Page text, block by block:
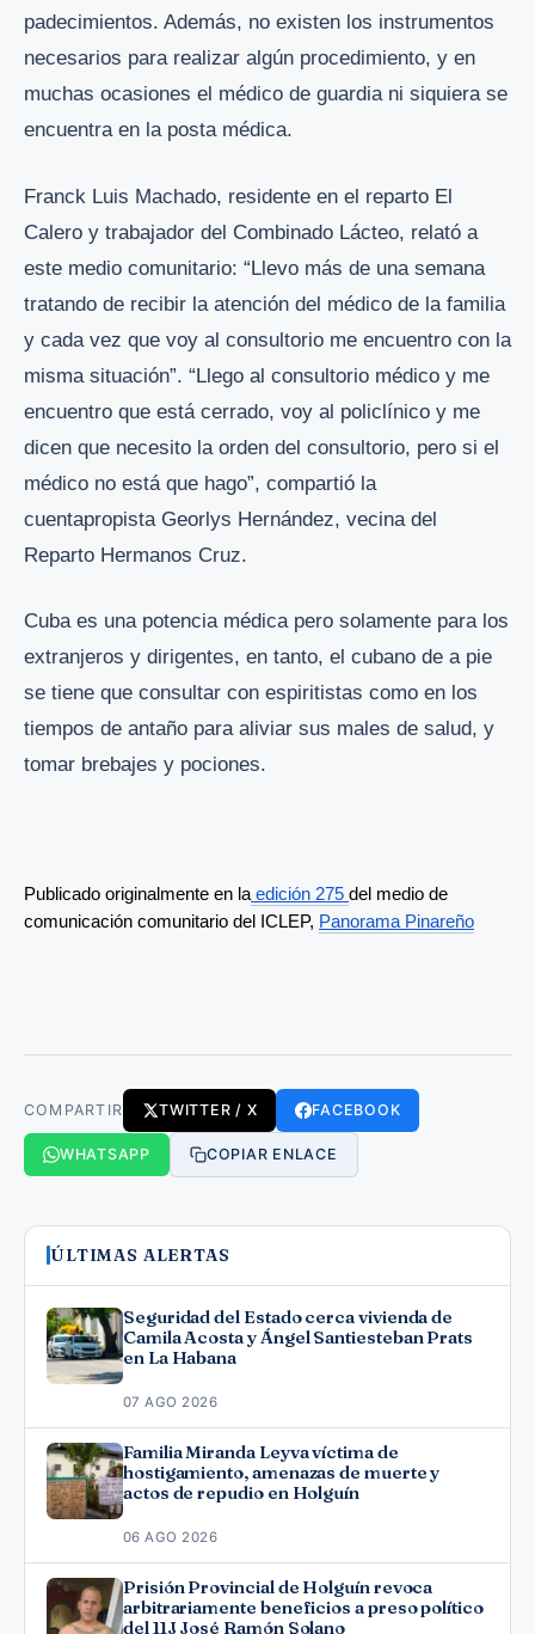
padecimientos. Además, no existen los instrumentos
necesarios para realizar algún procedimiento, y en
muchas ocasiones el médico de guardia ni siquiera se
encuentra en la posta médica.
Franck Luis Machado, residente en el reparto El
Calero y trabajador del Combinado Lácteo, relató a
este medio comunitario: “Llevo más de una semana
tratando de recibir la atención del médico de la familia
y cada vez que voy al consultorio me encuentro con la
misma situación”. “Llego al consultorio médico y me
encuentro que está cerrado, voy al policlínico y me
dicen que necesito la orden del consultorio, pero si el
médico no está que hago”, compartió la
cuentapropista Georlys Hernández, vecina del
Reparto Hermanos Cruz.
Cuba es una potencia médica pero solamente para los
extranjeros y dirigentes, en tanto, el cubano de a pie
se tiene que consultar con espiritistas como en los
tiempos de antaño para aliviar sus males de salud, y
tomar brebajes y pociones.
Publicado originalmente en la edición 275 del medio de
comunicación comunitario del ICLEP, Panorama Pinareño
COMPARTIR TWITTER / X FACEBOOK
WHATSAPP COPIAR ENLACE
ÚLTIMAS ALERTAS
Seguridad del Estado cerca vivienda de
Camila Acosta y Ángel Santiesteban Prats
en La Habana
07 AGO 2026
Familia Miranda Leyva víctima de
hostigamiento, amenazas de muerte y
actos de repudio en Holguín
06 AGO 2026
Prisión Provincial de Holguín revoca
arbitrariamente beneficios a preso político
del 11J José Ramón Solano